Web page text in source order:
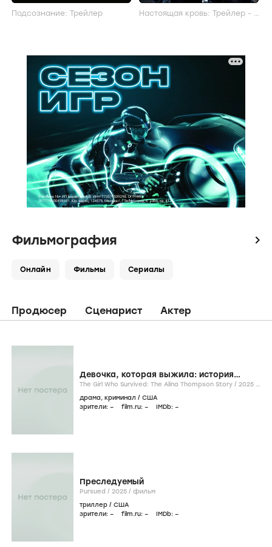
Подсознание: Трейлер
Настоящая кровь: Трейлер - 7
Фильмография icon
Онлайн Фильмы Сериалы
Продюсер Сценарист Актер
Девочка, которая выжила: история
Алины Томпсон
The Girl Who Survived: The Alina Thompson Story / 2025 /
драма, криминал / США
зрители: – film.ru: – IMDb: –
Преследуемый
Pursued / 2025 / фильм
триллер / США
зрители: – film.ru: – IMDb: –